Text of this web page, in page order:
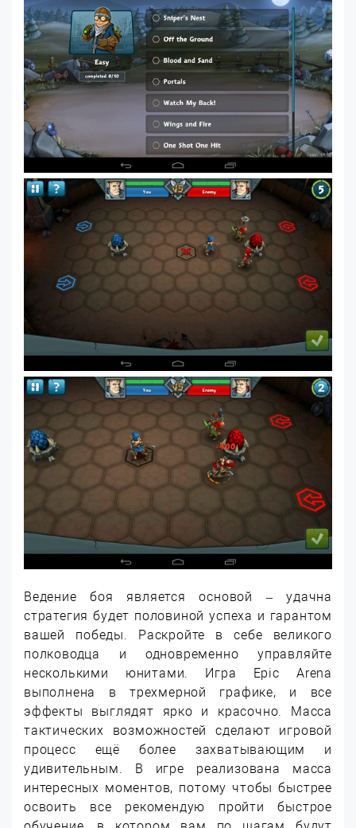
Ведение боя является основой – удачна
стратегия будет половиной успеха и гарантом
вашей победы. Раскройте в себе великого
полководца и одновременно управляйте
несколькими юнитами. Игра Epic Arena
выполнена в трехмерной графике, и все
эффекты выглядят ярко и красочно. Масса
тактических возможностей сделают игровой
процесс ещё более захватывающим и
удивительным. В игре реализована масса
интересных моментов, потому чтобы быстрее
освоить все рекомендую пройти быстрое